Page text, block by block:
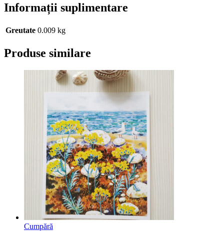
Informații suplimentare
Greutate 0.009 kg
Produse similare
Cumpără